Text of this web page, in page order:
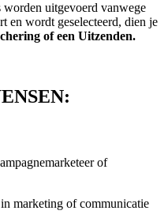
worden uitgevoerd vanwege
en wordt geselecteerd, dien je
of een Uitzenden.
of
marketing of communicatie